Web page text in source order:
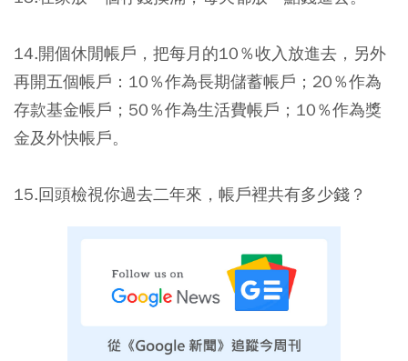
14.開個休閒帳戶，把每月的10％收入放進去，另外
再開五個帳戶：10％作為長期儲蓄帳戶；20％作為
存款基金帳戶；50％作為生活費帳戶；10％作為獎
金及外快帳戶。
15.回頭檢視你過去二年來，帳戶裡共有多少錢？